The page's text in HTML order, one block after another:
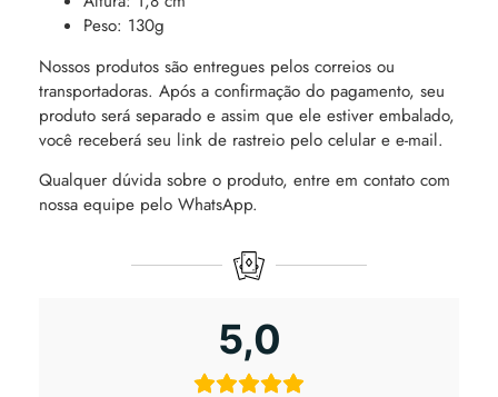
Peso: 130g
Nossos produtos são entregues pelos correios ou
transportadoras. Após a confirmação do pagamento, seu
produto será separado e assim que ele estiver embalado,
você receberá seu link de rastreio pelo celular e e-mail.
Qualquer dúvida sobre o produto, entre em contato com
nossa equipe pelo WhatsApp.
5,0